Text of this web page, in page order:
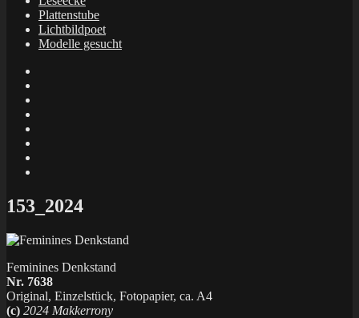
Plattenstube
Lichtbildpoet
Modelle gesucht
X
153_2024
Feminines Denkstand
Nr. 7638
Original, Einzelstück, Fotopapier, ca. A4
(c) 2024 Makkerrony